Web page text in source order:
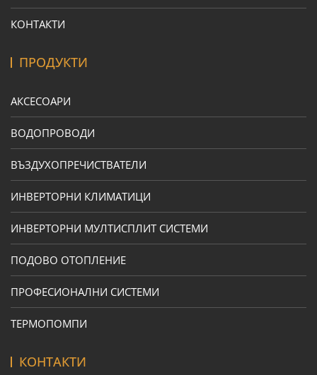
КОНТАКТИ
ПРОДУКТИ
АКСЕСОАРИ
ВОДОПРОВОДИ
ВЪЗДУХОПРЕЧИСТВАТЕЛИ
ИНВЕРТОРНИ КЛИМАТИЦИ
ИНВЕРТОРНИ МУЛТИСПЛИТ СИСТЕМИ
ПОДОВО ОТОПЛЕНИЕ
ПРОФЕСИОНАЛНИ СИСТЕМИ
ТЕРМОПОМПИ
КОНТАКТИ